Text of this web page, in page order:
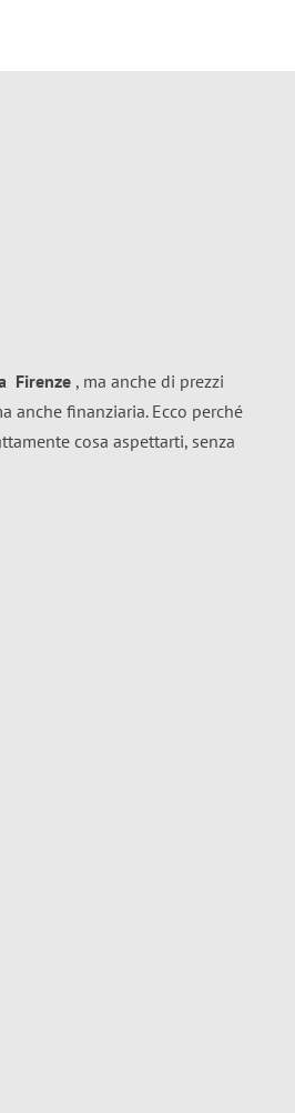
Firenze , ma anche di prezzi
anche finanziaria. Ecco perché
cosa aspettarti, senza